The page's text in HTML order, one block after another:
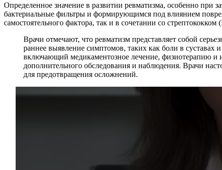
Определенное значение в развитии ревматизма, особенно при
бактериальные фильтры и формирующимся под влиянием
самостоятельного фактора, так и в сочетании со
Врачи отмечают, что ревматизм представляет собой
раннее выявление симптомов, таких как боли в
включающий медикаментозное лечение, физиотерапию и
дополнительного обследования и наблюдения. Врачи
для предотвращения осложнений.